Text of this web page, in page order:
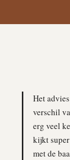
Het
verschil
erg veel
kijkt
met de